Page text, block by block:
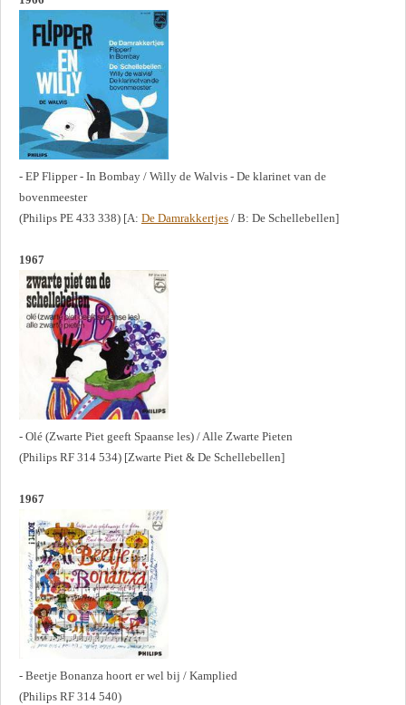
- EP Flipper - In Bombay / Willy de Walvis - De klarinet van de
bovenmeester
(Philips PE 433 338) [A: De Damrakkertjes / B: De Schellebellen]
1967
- Olé (Zwarte Piet geeft Spaanse les) / Alle Zwarte Pieten
(Philips RF 314 534) [Zwarte Piet & De Schellebellen]
1967
- Beetje Bonanza hoort er wel bij / Kamplied
(Philips RF 314 540)